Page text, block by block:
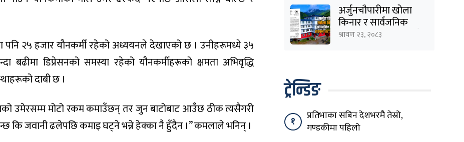
पनि २५ हजार यौनकर्मी रहेको अध्ययनले देखाएको छ । उनीहरूमध्ये ३५
बढीमा डिप्रेसनको समस्या रहेको यौनकर्मीहरूको क्षमता अभिवृद्धि
दाबी छ ।
उमेरसम्म मोटो रकम कमाउँछन् तर जुन बाटोबाट आउँछ ठीक त्यसैगरी
कि जवानी ढलेपछि कमाइ घट्ने भन्ने हेक्का नै हुँदैन ।” कमलाले भनिन् ।
अर्जुनचौपारीमा खोला
किनार र सार्वजनिक
जग्गाका संरचना हटाउने
श्रावण २३, २०८३
ट्रेन्डिङ
१
प्रतिभाका सबिन देशभरमै तेस्रो,
गण्डकीमा पहिलो